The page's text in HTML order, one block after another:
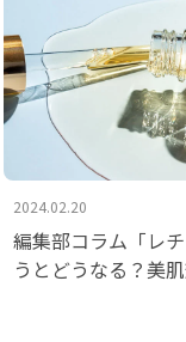
編集部コラム「レ
うとどうなる？美
2024.02.20